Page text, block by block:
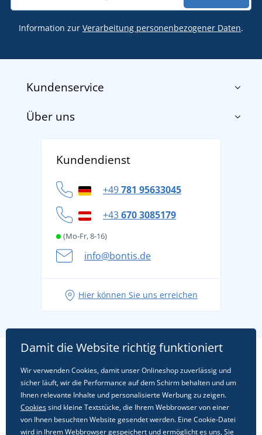
Information zur Verarbeitung personenbezogener Daten.
Kundenservice
Impressum
Datenschutz
Cookie-Richtlinie
Über uns
Für Unternehmen und Organisationen
Kundendienst
+49781 95633045
+43670 3085179
(Mo-Fr, 8-16)
info@bontis.de
Hier können Sie uns erreichen
Damit die Website richtig funktioniert
Wir verwenden Cookies, damit unser Onlineshop zuverlässig und
sicher läuft, wir die Performance auf dem Schirm behalten und um
Ihnen relevante Inhalte und personalisierte Werbung zu zeigen.
Cookiessind kleine Textstücke, die Ihrem Webbrowser von einer
von Ihnen besuchten Website gesendet werden. Eine Cookie-Datei
wird in Ihrem Webbrowser gespeichert und ermöglicht es uns, Sie